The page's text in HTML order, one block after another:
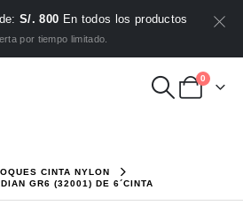
S/. 800 En todos los productos
por tiempo limitado.
0
CINTA NYLON
GR6 (32001) DE 6´CINTA